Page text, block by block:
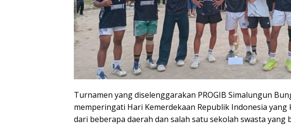
Turnamen yang diselenggarakan PROGIB Simalungun
memperingati Hari Kemerdekaan Republik Indonesia
dari beberapa daerah dan salah satu sekolah swasta yang